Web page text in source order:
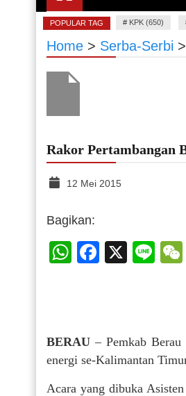
POPULAR TAG # KPK (650)
Home > Serba-Serbi >
Rakor Pertambangan
12 Mei 2015
Bagikan:
WhatsApp
X
BERAU – Pemkab
energi se-Kalimantan
Acara yang dibuka